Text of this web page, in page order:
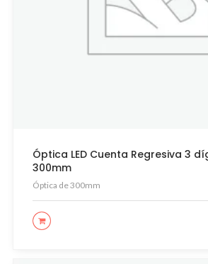
Óptica LED Cuenta Regresiva 3
300mm
Óptica de 300mm
LEER MÁS